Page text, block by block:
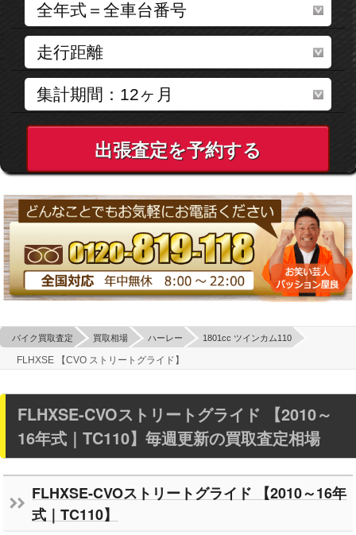
出張査定を予約する
バイク買取査定 買取相場 ハーレー 1801cc ツインカム110
FLHXSE 【CVO ストリートグライド】
FLHXSE-CVOストリートグライド 【2010～
16年式｜TC110】毎週更新の買取査定相場
FLHXSE-CVOストリートグライド 【2010～16年
式｜TC110】